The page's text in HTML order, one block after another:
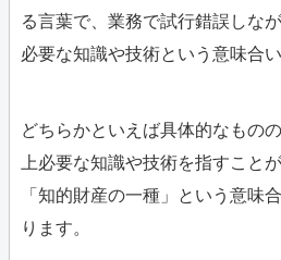
る言葉で、業務で試行錯誤しな
必要な知識や技術という意味合
どちらかといえば具体的なもの
上必要な知識や技術を指すこと
「知的財産の一種」という意味
ります。